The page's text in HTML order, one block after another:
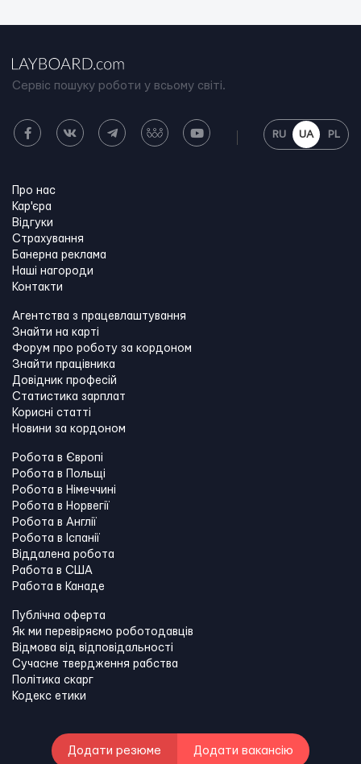
Сервіс пошуку роботи у всьому світі.
RU UA PL
Про нас
Кар'єра
Відгуки
Страхування
Банерна реклама
Наші нагороди
Контакти
Агентства з працевлаштування
Знайти на карті
Форум про роботу за кордоном
Знайти працівника
Довідник професій
Статистика зарплат
Корисні статті
Новини за кордоном
Робота в Європі
Робота в Польщі
Робота в Німеччині
Робота в Норвегії
Робота в Англії
Робота в Іспанії
Віддалена робота
Работа в США
Работа в Канадe
Публічна оферта
Як ми перевіряємо роботодавців
Відмова від відповідальності
Сучасне твердження рабства
Політика скарг
Кодекс етики
Додати резюме Додати вакансію